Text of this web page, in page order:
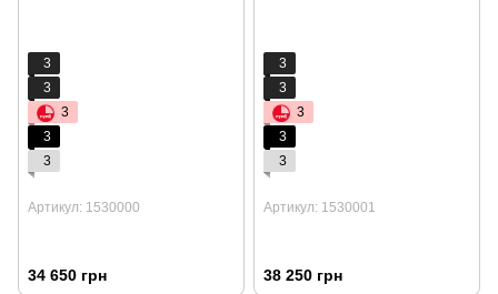
3
3
3
3
3
Артикул: 1530000
34 650 грн
3
3
3
3
3
Артикул: 1530001
38 250 грн